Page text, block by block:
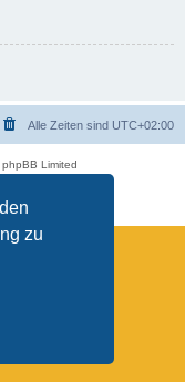
zu
Alle Zeiten sind UTC+02:00
Limited